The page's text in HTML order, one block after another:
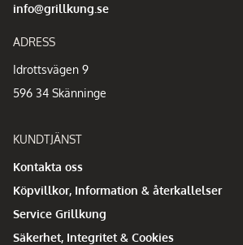
info@grillkung.se
ADRESS
Idrottsvägen 9
596 34 Skänninge
KUNDTJÄNST
Kontakta oss
Köpvillkor, Information & återkallelser
Service Grillkung
Säkerhet, Integritet & Cookies